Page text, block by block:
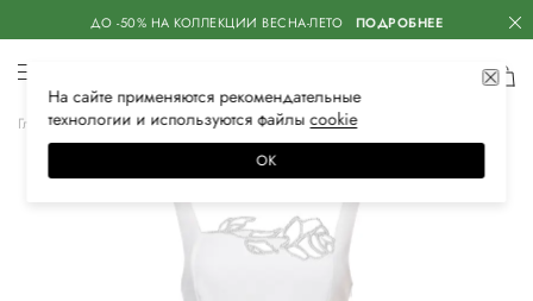
ДО -50% НА КОЛЛЕКЦИИ ВЕСНА-ЛЕТО ПОДРОБНЕЕ
Главная Женская Одежда Платья Коктейльные
На сайте применяются рекомендательные
технологии и используются файлысооkiе
ОК